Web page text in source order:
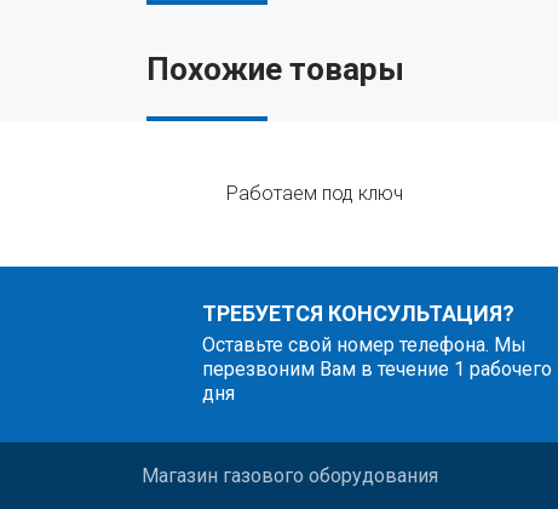
Похожие товары
Работаем под ключ
ТРЕБУЕТСЯ КОНСУЛЬТАЦИЯ?
Оставьте свой номер телефона. Мы
перезвоним Вам в течение 1 рабочего
дня
Магазин газового оборудования